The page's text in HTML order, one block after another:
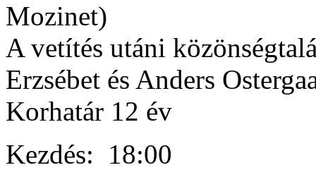
Mozinet)
A vetítés utáni
Erzsébet és Anders
Korhatár 12 év
Kezdés: 18:00